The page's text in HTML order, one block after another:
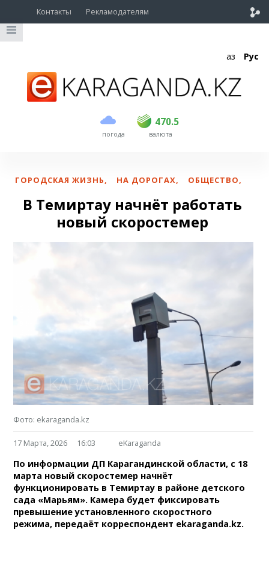
Контакты Рекламодателям
Қаз Рус
погода
470.5
USD 468.5 470.5
EUR валюта
ГОРОДСКАЯ ЖИЗНЬ, НА ДОРОГАХ, ОБЩЕСТВО,
В Темиртау начнёт работать
новый скоростемер
Фото: ekaraganda.kz
17 Марта, 2026 16:03 eKaraganda
По информации ДП Карагандинской области, с 18
марта новый скоростемер начнёт
функционировать в Темиртау в районе детского
сада «Марьям». Камера будет фиксировать
превышение установленного скоростного
режима, передаёт корреспондент ekaraganda.kz.